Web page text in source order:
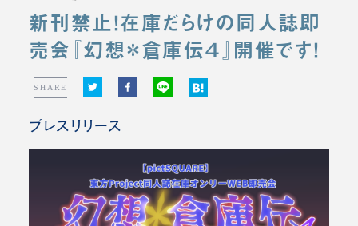
新刊禁止！在庫だらけの同人誌即
売会『幻想＊倉庫伝４』開催です！
SHARE
プレスリリース